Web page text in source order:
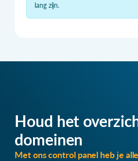
lang zijn.
Houd het
domeinen
Met ons control panel heb je